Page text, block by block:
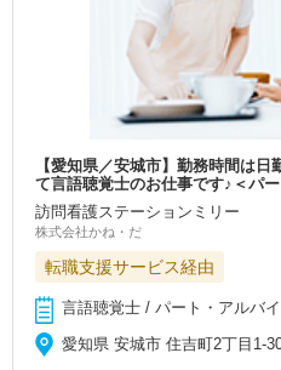
【愛知県／安城市】勤務時間は
て言語聴覚士のお仕事です♪＜パー
訪問看護ステーションミリー
株式会社かね・だ
転職支援サービス経由
言語聴覚士 / パート・アルバイ
愛知県 安城市 住吉町2丁目1-